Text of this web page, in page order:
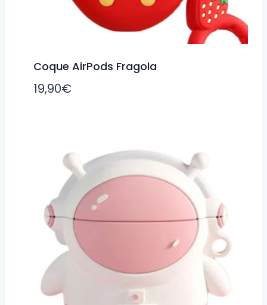
Coque AirPods Fragola
19,90€